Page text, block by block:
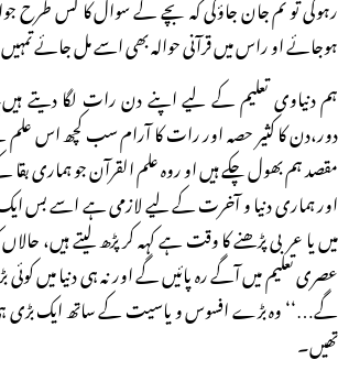
ہوجائے او راس میں قرآنی حوالہ بھی اسے مل جائے
ہم دنیاوی تعلیم کے لیے اپنے دن رات لگا دیتے
دور،دن کا کثیر حصہ اور رات کا آرام سب کچھ اس علم
مقصد ہم بھول چکے ہیں او روہ علم القرآن جو ہماری
اور ہماری دنیا و آخرت کے لیے لازمی ہے اسے بس
میں یا عربی پڑھنے کا وقت ہے کہہ کر پڑھ لیتے ہیں،
عصری تعلیم میں آگے رہ پائیں گے اور نہ ہی دنیا میں
گے…‘‘ وہ بڑے افسوس و یاسیت کے ساتھ ایک بڑی
تھیں۔